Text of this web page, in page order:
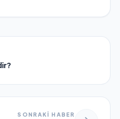
SONRAKİ HABER